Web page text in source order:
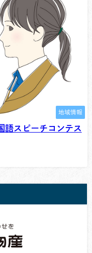
地域情報
語スピーチコンテス